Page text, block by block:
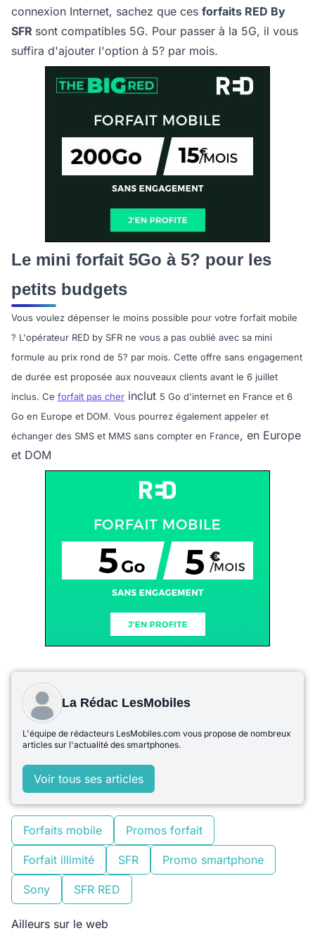
connexion Internet, sachez que ces forfaits RED By
SFR sont compatibles 5G. Pour passer à la 5G, il vous
suffira d'ajouter l'option à 5? par mois.
Le mini forfait 5Go à 5? pour les
petits budgets
Vous voulez dépenser le moins possible pour votre forfait mobile
? L'opérateur RED by SFR ne vous a pas oublié avec sa mini
formule au prix rond de 5? par mois. Cette offre sans engagement
de durée est proposée aux nouveaux clients avant le 6 juillet
inclus. Ce forfait pas cher inclut 5 Go d'internet en France et 6
Go en Europe et DOM. Vous pourrez également appeler et
échanger des SMS et MMS sans compter en France, en Europe
et DOM
La Rédac LesMobiles
L'équipe de rédacteurs LesMobiles.com vous propose de nombreux
articles sur l'actualité des smartphones.
Voir tous ses articles
Forfaits mobile Promos forfait
Forfait illimité SFR Promo smartphone
Sony SFR RED
Ailleurs sur le web